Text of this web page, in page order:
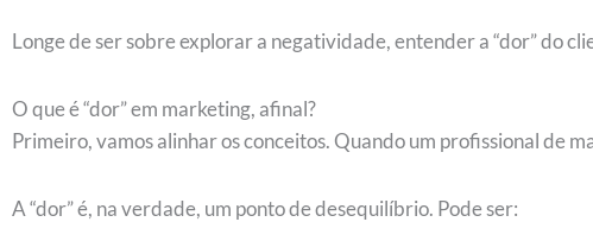
Longe de ser sobre explorar a negatividade, entender a “dor” do
O que é “dor” em marketing, afinal?
Primeiro, vamos alinhar os conceitos. Quando um profissional de
A “dor” é, na verdade, um ponto de desequilíbrio. Pode ser: